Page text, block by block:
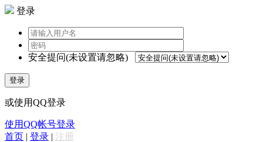
登录
安全提问(未设置请忽略)
登录
或使用QQ登录
使用QQ帐号登录
首页 | 登录 | 注册